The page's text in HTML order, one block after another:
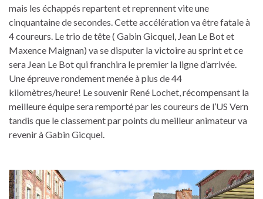
mais les échappés repartent et reprennent vite une
cinquantaine de secondes. Cette accélération va être fatale à
4 coureurs. Le trio de tête ( Gabin Gicquel, Jean Le Bot et
Maxence Maignan) va se disputer la victoire au sprint et ce
sera Jean Le Bot qui franchira le premier la ligne d’arrivée.
Une épreuve rondement menée à plus de 44
kilomètres/heure! Le souvenir René Lochet, récompensant la
meilleure équipe sera remporté par les coureurs de l’US Vern
tandis que le classement par points du meilleur animateur va
revenir à Gabin Gicquel.